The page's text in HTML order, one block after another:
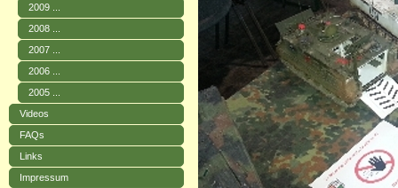
2009 ...
2008 ...
2007 ...
2006 ...
2005 ...
Videos
FAQs
Links
Impressum